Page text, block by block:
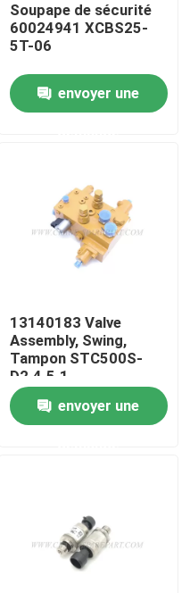
Soupape de sécurité
60024941 XCBS25-
5T-06
envoyer une
13140183 Valve
Assembly, Swing,
Tampon STC500S-
D2.4.5.1
envoyer une